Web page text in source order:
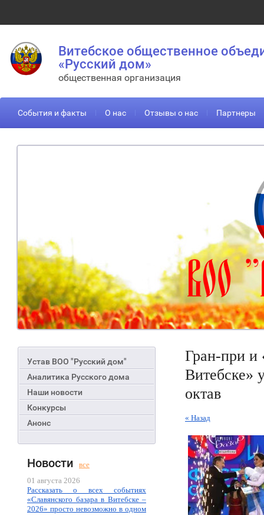
Витебское общественное
«Русский дом»
общественная организация
События и факты О нас Отзывы о нас Партнеры
Устав ВОО "Русский дом"
Аналитика Русского дома
Наши новости
Конкурсы
Анонс
Новости
все
01 августа 2026
Рассказать о всех событиях
«Славянского базара в Витебске –
2026» просто невозможно в одном
Гран-при и
Витебске»
октав
« Назад